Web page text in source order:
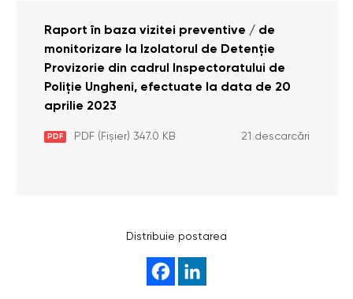
Raport în baza vizitei preventive / de
monitorizare la Izolatorul de Detenție
Provizorie din cadrul Inspectoratului de
Poliție Ungheni, efectuate la data de 20
aprilie 2023
PDF PDF (Fișier) 347.0 KB 21 descarcări
Distribuie postarea